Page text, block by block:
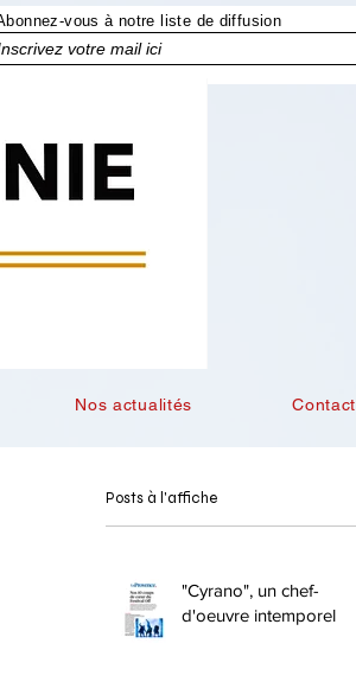
vous à notre liste de diffusion
votre mail ici
Nos actualités Contact
Posts à l'affiche
"Cyrano", un chef-
d'oeuvre intemporel